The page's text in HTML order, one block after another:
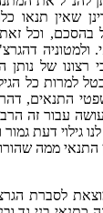
שאין תנאו
בהסכם, וכל
רצונו של
למרות כל
התנאים,
עבור זה
גילוי דעת
התנאי ממה
לסברת